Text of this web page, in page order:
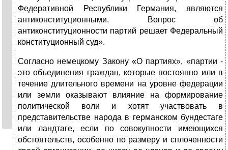
Федеративной Республики Германия, являются
антиконституционными. Вопрос об
антиконституционности партий решает Федеральный
конституционный суд».
Согласно немецкому Закону «О партиях», «партии -
это объединения граж­дан, которые постоянно или в
течение длительного времени на уровне феде­рации
или земли оказывают влияние на формирование
политической воли и хотят участвовать в
представительстве народа в германском бундестаге
или ландтаге, если по совокупности имеющихся
обстоятельств, особенно по раз­меру и сплоченности